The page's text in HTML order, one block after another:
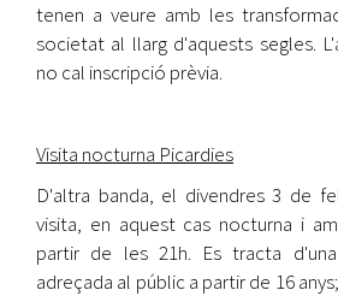
tenen a veure amb les
societat al llarg d'aquests segles.
no cal inscripció prèvia.
Visita nocturna Picardies
D'altra banda, el divendres 3 de
visita, en aquest cas nocturna i
partir de les 21h. Es tracta
adreçada al públic a partir de 16